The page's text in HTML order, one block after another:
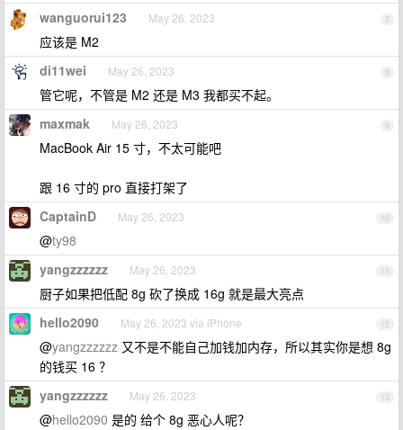
7
wanguorui123 May 26, 2023
应该是 M2
8
di11wei May 26, 2023
管它呢，不管是 M2 还是 M3 我都买不起。
9
maxmak May 26, 2023
MacBook Air 15 寸，不太可能吧
跟 16 寸的 pro 直接打架了
10
CaptainD May 26, 2023
@ty98
11
yangzzzzzz May 26, 2023
厨子如果把低配 8g 砍了换成 16g 就是最大亮点
12
hello2090 May 26, 2023 via iPhone
@yangzzzzzz 又不是不能自己加钱加内存，所以其实你是想 8g
的钱买 16 ？
13
yangzzzzzz May 26, 2023
@hello2090 是的 给个 8g 恶心人呢？